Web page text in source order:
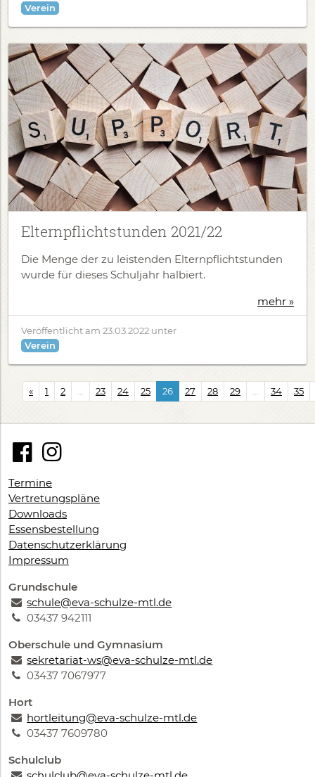
Verein
Elternpflichtstunden 2021/22
Die Menge der zu leistenden Elternpflichtstunden
wurde für dieses Schuljahr halbiert.
mehr »
Veröffentlicht am 23.03.2022 unter
Verein
« 1 2 23 24 25 26 27 28 29 34 35
Termine
Vertretungspläne
Downloads
Essensbestellung
Datenschutzerklärung
Impressum
Grundschule
schule@eva-schulze-mtl.de
03437 942111
Oberschule und Gymnasium
sekretariat-ws@eva-schulze-mtl.de
03437 7067977
Hort
hortleitung@eva-schulze-mtl.de
03437 7609780
Schulclub